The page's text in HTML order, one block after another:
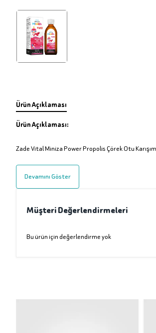
Ürün Açıklaması
Ürün Açıklaması:
Zade Vital Miniza Power Propolis Çörek Otu
Devamını Göster
Müşteri Değerlendirmeleri
Bu ürün için değerlendirme yok